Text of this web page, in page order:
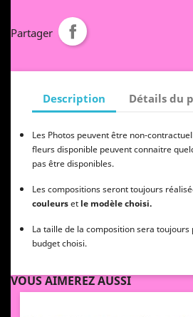
Partager
Description Détails du
Les Photos peuvent être non-
fleurs disponible peuvent connaitre
pas être disponibles.
Les compositions seront toujours
couleurset le modèle choisi.
La taille de la composition sera
budget choisi.
VOUS AIMEREZ AUSSI